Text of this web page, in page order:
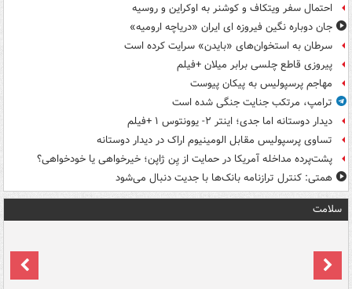
احتمال سفر ویتکاف و کوشنر به اوکراین و روسیه
جان دوباره نگین فیروزه ای ایران «دریاچه ارومیه»
سرطان به استخوان‌های «بایدن» سرایت کرده است
پیروزی قاطع چلسی برابر میلان +فیلم
مهاجم پرسپولیس به پیکان پیوست
ترامپ، مرتکب جنایت جنگی شده است
دیدار دوستانه اما جدی؛ اینتر ۲- یوونتوس ۱ +فیلم
تساوی پرسپولیس مقابل الومینیوم اراک در دیدار دوستانه
پشت‌پرده مداخله آمریکا در حمایت از یِن ژاپن؛ خیرخواهی یا خودخواهی؟
همتی: کنترل ترازنامه بانک‌ها با جدیت دنبال می‌شود
سلامت